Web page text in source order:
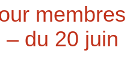
membres
– du 20 juin